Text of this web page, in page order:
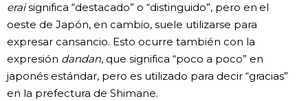
eraisignifica “destacado” o “distinguido”, pero en el
oeste de Japón, en cambio, suele utilizarse para
expresar cansancio. Esto ocurre también con la
expresión dandan, que significa “poco a poco” en
japonés estándar, pero es utilizado para decir “gracias”
en la prefectura de Shimane.